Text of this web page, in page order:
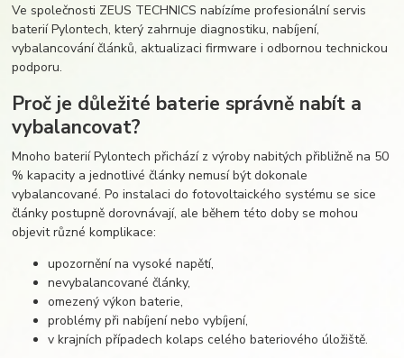
Ve společnosti ZEUS TECHNICS nabízíme profesionální servis
baterií Pylontech, který zahrnuje diagnostiku, nabíjení,
vybalancování článků, aktualizaci firmware i odbornou technickou
podporu.
Proč je důležité baterie správně nabít a
vybalancovat?
Mnoho baterií Pylontech přichází z výroby nabitých přibližně na 50
% kapacity a jednotlivé články nemusí být dokonale
vybalancované. Po instalaci do fotovoltaického systému se sice
články postupně dorovnávají, ale během této doby se mohou
objevit různé komplikace:
upozornění na vysoké napětí,
nevybalancované články,
omezený výkon baterie,
problémy při nabíjení nebo vybíjení,
v krajních případech kolaps celého bateriového úložiště.